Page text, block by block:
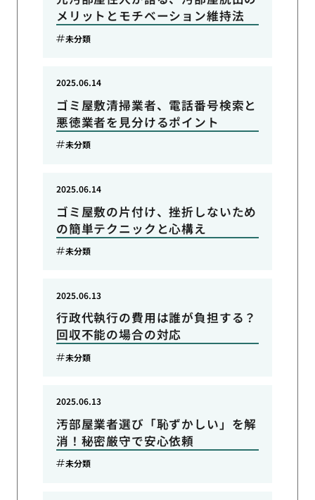
メリットとモチベーション維持法
未分類
ゴミ屋敷清掃業者、電話番号検索と
悪徳業者を見分けるポイント
2025.06.14
未分類
ゴミ屋敷の片付け、挫折しないため
の簡単テクニックと心構え
2025.06.14
未分類
行政代執行の費用は誰が負担する？
回収不能の場合の対応
2025.06.13
未分類
汚部屋業者選び「恥ずかしい」を解
消！秘密厳守で安心依頼
2025.06.13
未分類